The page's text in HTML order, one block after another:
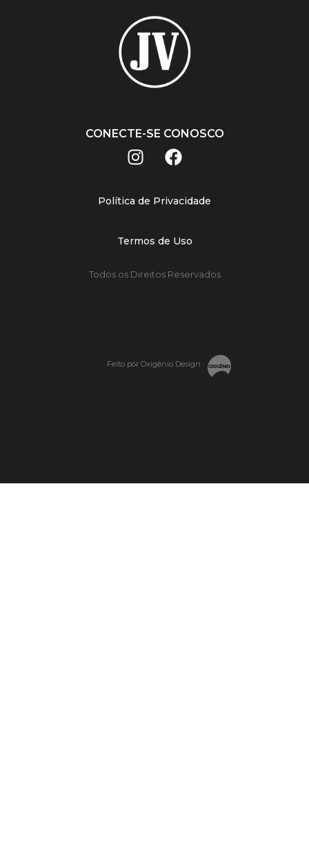
CONECTE-SE CONOSCO
Política de Privacidade
Termos de Uso
Todos os Direitos Reservados
Feito por Oxigênio Design